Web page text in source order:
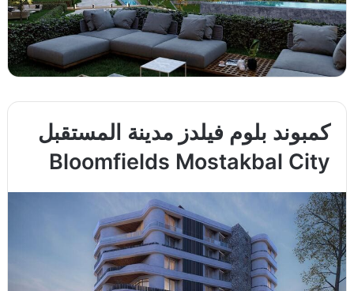
كمبوند بلوم فيلدز مدينة المستقبل
Bloomfields Mostakbal City